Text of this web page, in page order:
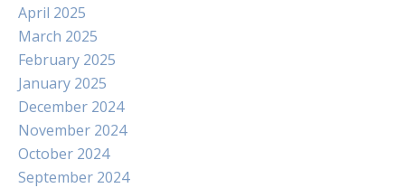
April 2025
March 2025
February 2025
January 2025
December 2024
November 2024
October 2024
September 2024